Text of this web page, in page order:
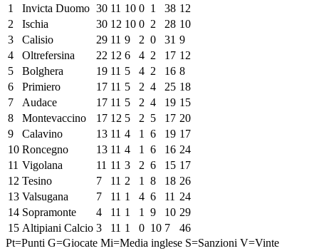
1
Invicta Duomo 30 11 10 0 1 38 12
2
Ischia 30 12 10 0 2 28 10
3
Calisio 29 11 9 2 0 31 9
4
Oltrefersina 22 12 6 4 2 17 12
5
Bolghera 19 11 5 4 2 16 8
6
Primiero 17 11 5 2 4 25 18
7
Audace 17 11 5 2 4 19 15
8
Montevaccino 17 12 5 2 5 17 20
9
Calavino 13 11 4 1 6 19 17
10 Roncegno 13 11 4 1 6 16 24
11 Vigolana 11 11 3 2 6 15 17
12 Tesino 7 11 2 1 8 18 26
13 Valsugana 7 11 1 4 6 11 24
14 Sopramonte 4 11 1 1 9 10 29
15 Altipiani Calcio 3 11 1 0 10 7
46
Pt=Punti G=Giocate Mi=Media inglese S=Sanzioni V=Vinte